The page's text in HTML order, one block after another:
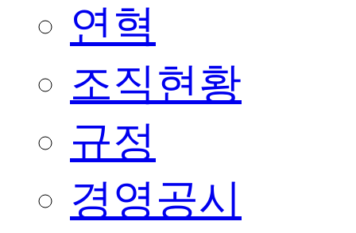
연혁
조직현황
규정
경영공시